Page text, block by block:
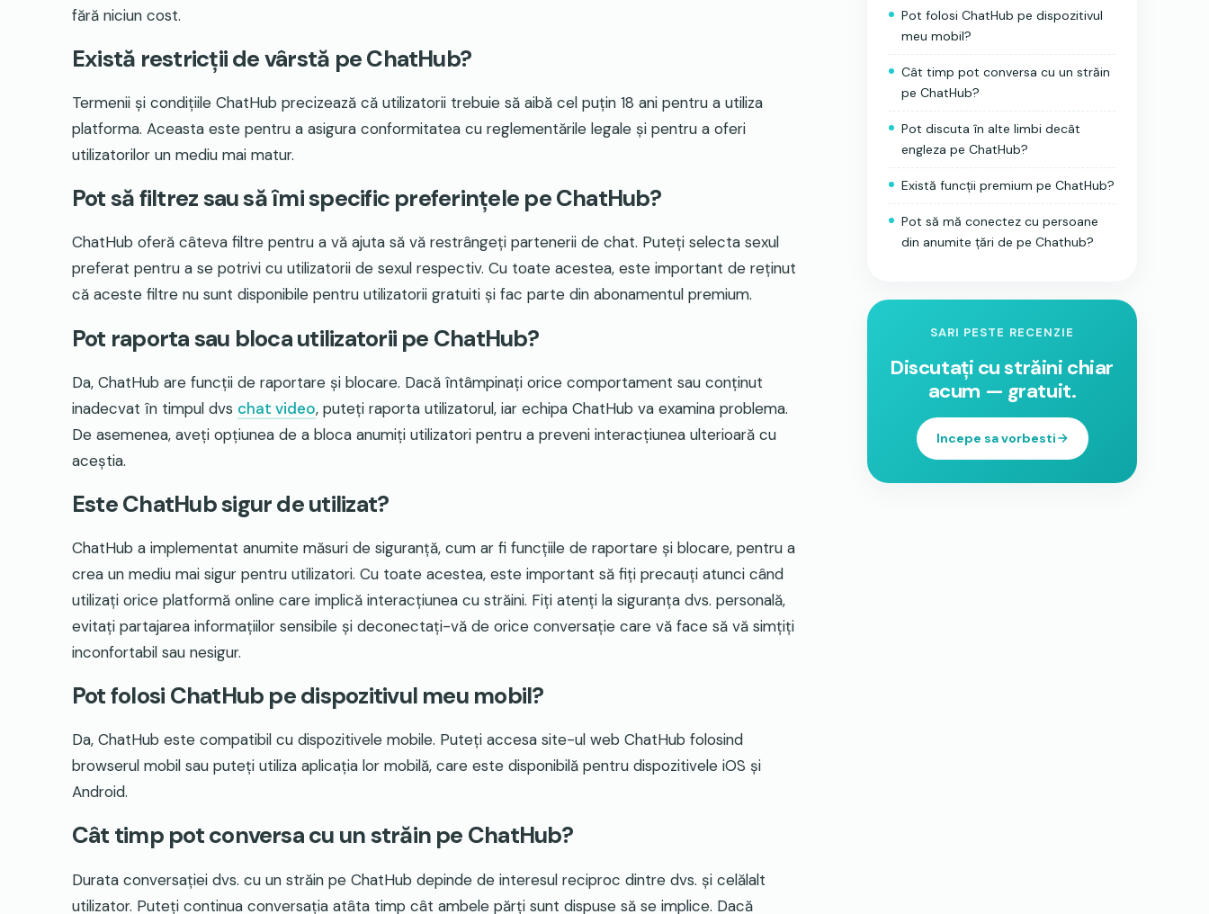
fără niciun cost.
Există restricții de vârstă pe ChatHub?
Termenii și condițiile ChatHub precizează că utilizatorii trebuie să aibă cel puțin 18 ani pentru a utiliza
platforma. Aceasta este pentru a asigura conformitatea cu reglementările legale și pentru a oferi
utilizatorilor un mediu mai matur.
Pot să filtrez sau să îmi specific preferințele pe ChatHub?
ChatHub oferă câteva filtre pentru a vă ajuta să vă restrângeți partenerii de chat. Puteți selecta sexul
preferat pentru a se potrivi cu utilizatorii de sexul respectiv. Cu toate acestea, este important de reținut
că aceste filtre nu sunt disponibile pentru utilizatorii gratuiti și fac parte din abonamentul premium.
Pot raporta sau bloca utilizatorii pe ChatHub?
Da, ChatHub are funcții de raportare și blocare. Dacă întâmpinați orice comportament sau conținut
inadecvat în timpul dvs chat video, puteți raporta utilizatorul, iar echipa ChatHub va examina problema.
De asemenea, aveți opțiunea de a bloca anumiți utilizatori pentru a preveni interacțiunea ulterioară cu
aceștia.
Este ChatHub sigur de utilizat?
ChatHub a implementat anumite măsuri de siguranță, cum ar fi funcțiile de raportare și blocare, pentru a
crea un mediu mai sigur pentru utilizatori. Cu toate acestea, este important să fiți precauți atunci când
utilizați orice platformă online care implică interacțiunea cu străini. Fiți atenți la siguranța dvs. personală,
evitați partajarea informațiilor sensibile și deconectați-vă de orice conversație care vă face să vă simțiți
inconfortabil sau nesigur.
Pot folosi ChatHub pe dispozitivul meu mobil?
Da, ChatHub este compatibil cu dispozitivele mobile. Puteți accesa site-ul web ChatHub folosind
browserul mobil sau puteți utiliza aplicația lor mobilă, care este disponibilă pentru dispozitivele iOS și
Android.
Cât timp pot conversa cu un străin pe ChatHub?
Durata conversației dvs. cu un străin pe ChatHub depinde de interesul reciproc dintre dvs. și celălalt
utilizator. Puteți continua conversația atâta timp cât ambele părți sunt dispuse să se implice. Dacă
Pot folosi ChatHub pe dispozitivul
meu mobil?
Cât timp pot conversa cu un străin
pe ChatHub?
Pot discuta în alte limbi decât
engleza pe ChatHub?
Există funcții premium pe ChatHub?
Pot să mă conectez cu persoane
din anumite țări de pe Chathub?
SARI PESTE RECENZIE
Discutați cu străini chiar
acum — gratuit.
Incepe sa vorbesti